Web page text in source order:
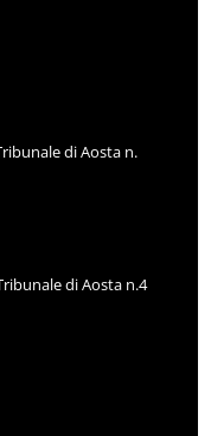
di Aosta n.
di Aosta n.4